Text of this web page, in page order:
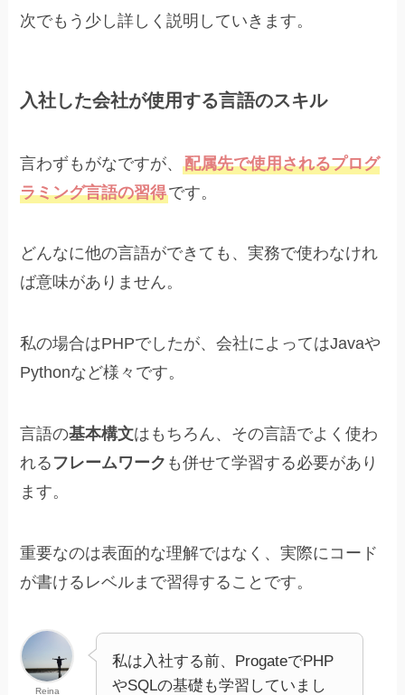
次でもう少し詳しく説明していきます。
入社した会社が使用する言語のスキル
言わずもがなですが、配属先で使用されるプログ
ラミング言語の習得です。
どんなに他の言語ができても、実務で使わなけれ
ば意味がありません。
私の場合はPHPでしたが、会社によってはJavaや
Pythonなど様々です。
言語の基本構文はもちろん、その言語でよく使わ
れる フレームワーク も併せて学習する必要があり
ます。
重要なのは表面的な理解ではなく、実際にコード
が書けるレベルまで習得することです。
Reina
私は入社する前、ProgateでPHP
やSQLの基礎も学習していまし